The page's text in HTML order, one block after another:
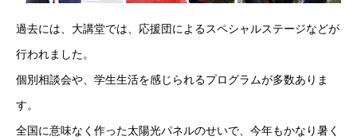
過去には、大講堂では、応援団によるスペシャルステージなどが
行われました。
個別相談会や、学生生活を感じられるプログラムが多数ありま
す。
全国に意味なく作った太陽光パネルのせいで、今年もかなり暑く